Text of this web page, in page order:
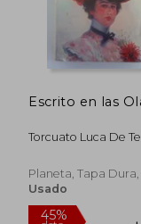
Escrito en las
Torcuato Luca De
Planeta, Tapa Dura,
Usado